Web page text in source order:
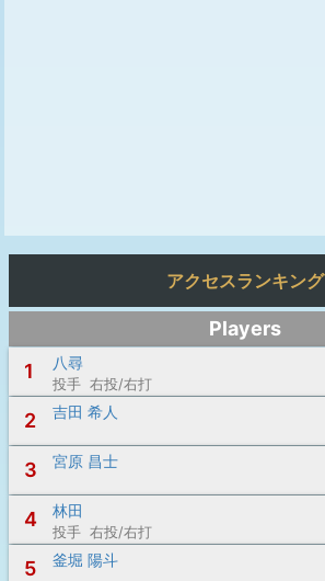
アクセスランキング
Players
1
八尋
投手 右投/右打
2 吉田 希人
3 宮原 昌士
4 林田
投手 右投/右打
5 釜堀 陽斗